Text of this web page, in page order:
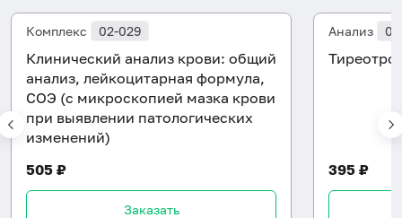
Комплекс 02-029
Клинический анализ крови: общий
анализ, лейкоцитарная формула,
СОЭ (с микроскопией мазка крови
при выявлении патологических
изменений)
505 ₽
Заказать
Анализ
395 ₽